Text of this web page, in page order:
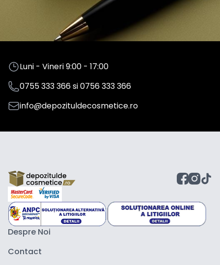
Luni - Vineri 9:00 - 17:00
0755 333 366si0756 333 366
info@depozituldecosmetice.ro
Despre Noi
Contact